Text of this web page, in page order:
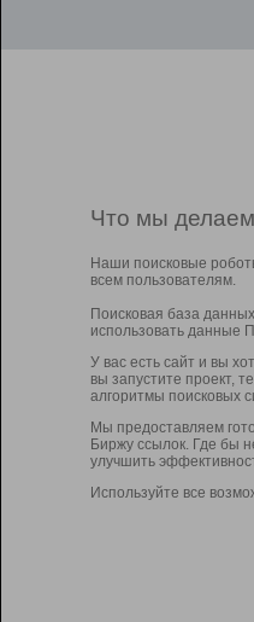
Что мы
Наши поисковые
всем пользователям.
Поисковая база
использовать данные
У вас есть сайт и вы
вы запустите проект,
алгоритмы поисковых
Мы предоставляем
Биржу ссылок. Где бы
улучшить
Используйте все